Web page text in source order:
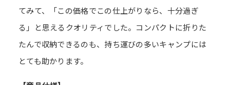
てみて、「この価格でこの仕上がりなら、十分過ぎ
る」と思えるクオリティでした。コンパクトに折りた
たんで収納できるのも、持ち運びの多いキャンプには
とても助かります。